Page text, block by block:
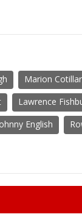
Marion
Lawrence
English